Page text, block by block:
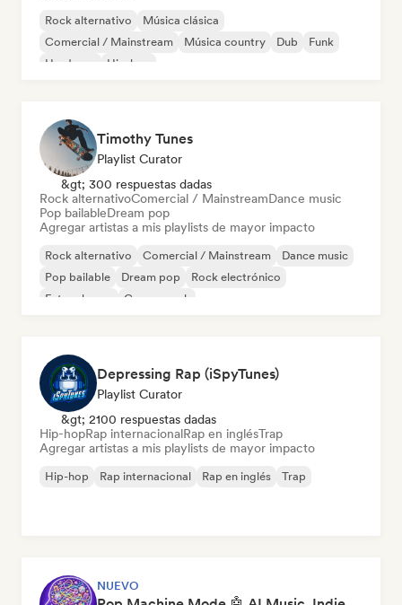
Rock alternativo
Música clásica
Comercial / Mainstream
Música country Dub
Funk
Hardcore
Hip-hop
Timothy Tunes
Playlist Curator
&gt; 300 respuestas dadas
Rock alternativoComercial / MainstreamDance music
Pop bailableDream pop
Agregar artistas a mis playlists de mayor impacto
Rock alternativo Comercial / Mainstream
Dance music
Pop bailable
Dream pop
Rock electrónico
Future house
Garage rock
Depressing Rap (iSpyTunes)
Playlist Curator
&gt; 2100 respuestas dadas
Hip-hopRap internacionalRap en inglésTrap
Agregar artistas a mis playlists de mayor impacto
Hip-hop Rap internacional Rap en inglés Trap
NUEVO